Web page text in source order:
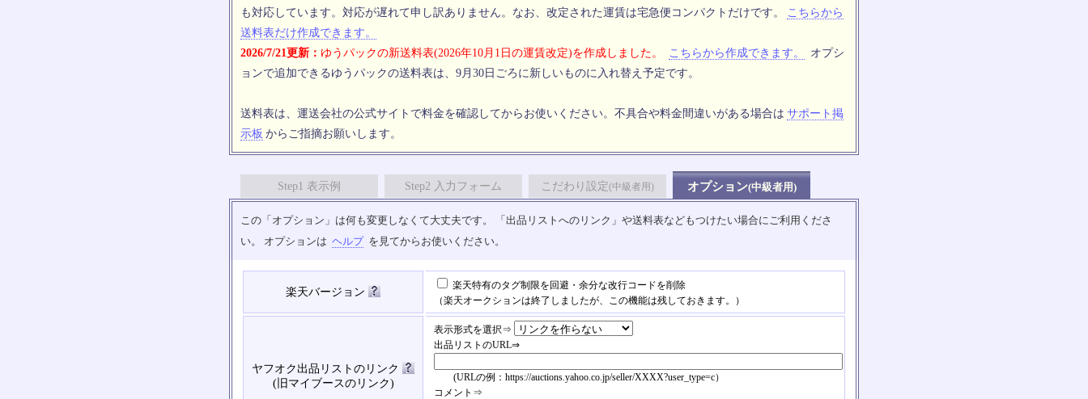
も対応しています。対応が遅れて申し訳ありません。なお、改定された運賃は宅急便コンパクトだけです。
こちらから
送料表だけ作成できます。
2026/7/21更新： ゆうパックの新送料表(2026年10月1日の運賃改定)を作成しました。 こちらから作成できます。
オプシ
ョンで追加できるゆうパックの送料表は、9月30日ごろに新しいものに入れ替え予定です。
送料表は、運送会社の公式サイトで料金を確認してからお使いください。不具合や料金間違いがある場合は サポート掲
示板 からご指摘お願いします。
Step1 表示例 Step2 入力フォーム こだわり設定(中級者用) オプション(中級者用)
この「オプション」は何も変更しなくて大丈夫です。 「出品リストへのリンク」や送料表などもつけたい場合にご利用くださ
い。 オプションは ヘルプ を見てからお使いください。
楽天バージョン
楽天特有のタグ制限を回避・余分な改行コードを削除
（楽天オークションは終了しましたが、この機能は残しておきます。）
ヤフオク出品リストのリンク
(旧マイブースのリンク)
表示形式を選択⇒
出品リストのURL⇒
(URLの例：https://auctions.yahoo.co.jp/seller/XXXX?user_type=c）
コメント⇒